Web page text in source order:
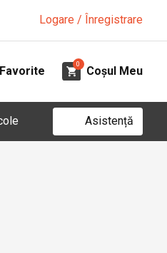
Logare / Înregistrare
Favorite
0
Coșul Meu
Asistență